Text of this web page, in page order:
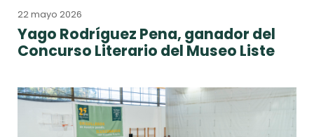
22 mayo 2026
Yago Rodríguez Pena, ganador del
Concurso Literario del Museo Liste